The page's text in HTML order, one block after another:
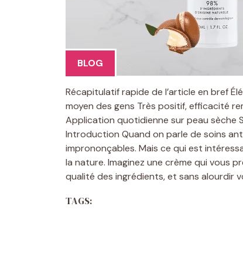
BLOG
Récapitulatif rapide de l’article en bref
moyen des gens Très positif, efficacité
Application quotidienne sur peau sèche
Introduction Quand on parle de soins
imprononçables. Mais ce qui est
la nature. Imaginez une crème qui vous
qualité des ingrédients, et sans alourdir
TAGS: